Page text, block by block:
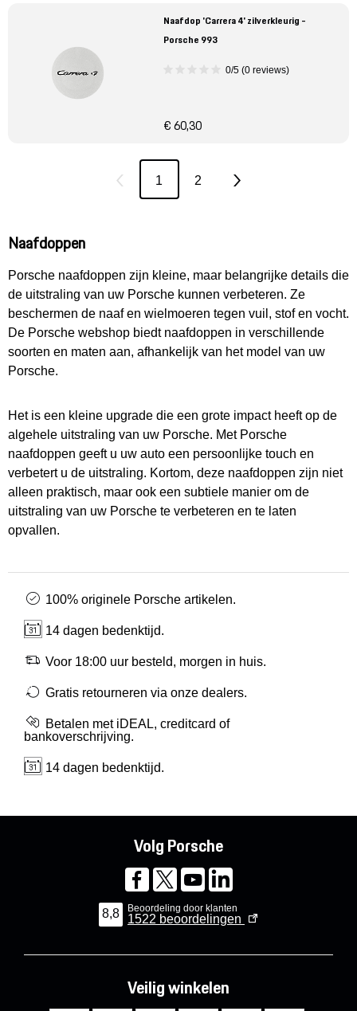
Naafdop 'Carrera 4' zilverkleurig -
Porsche 993
0/5 (0 reviews)
€ 60,30
1 2
Naafdoppen
Porsche naafdoppen zijn kleine, maar belangrijke details die
de uitstraling van uw Porsche kunnen verbeteren. Ze
beschermen de naaf en wielmoeren tegen vuil, stof en vocht.
De Porsche webshop biedt naafdoppen in verschillende
soorten en maten aan, afhankelijk van het model van uw
Porsche.
Het is een kleine upgrade die een grote impact heeft op de
algehele uitstraling van uw Porsche. Met Porsche
naafdoppen geeft u uw auto een persoonlijke touch en
verbetert u de uitstraling. Kortom, deze naafdoppen zijn niet
alleen praktisch, maar ook een subtiele manier om de
uitstraling van uw Porsche te verbeteren en te laten
opvallen.
100% originele Porsche artikelen.
14 dagen bedenktijd.
Voor 18:00 uur besteld, morgen in huis.
Gratis retourneren via onze dealers.
Betalen met iDEAL, creditcard of
bankoverschrijving.
14 dagen bedenktijd.
Volg Porsche
8,8 Beoordeling door klanten
1522 beoordelingen
Veilig winkelen